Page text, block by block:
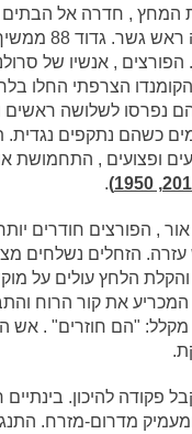
המחץ , חדרה אל הבתים
והציבה ראש
הפורצים , אנשיו של
הצרפתי החלו
נפרסו לשלושה ראשים
כשהם נתקפים נגדית.
ופצועים , התחמושת
.
, הפורצים חודרים
הזחלים נשלחים
הלחץ עולים על
את קור הרוח
"הם חוזרים" . אש
פקודה להיכון. בינתיים
מדרום-מזרח.